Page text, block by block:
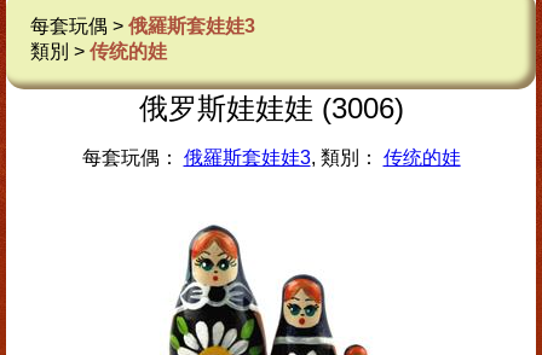
每套玩偶 > 俄羅斯套娃娃3
類別 > 传统的娃
俄罗斯娃娃娃 (3006)
每套玩偶： 俄羅斯套娃娃3, 類別： 传统的娃